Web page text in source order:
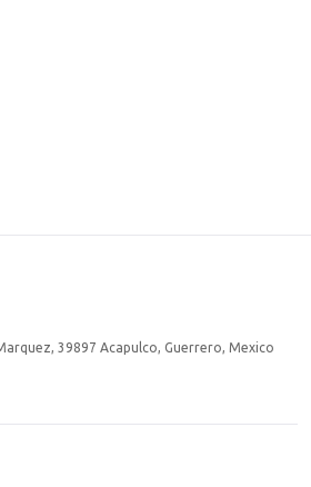
39897 Acapulco, Guerrero, Mexico